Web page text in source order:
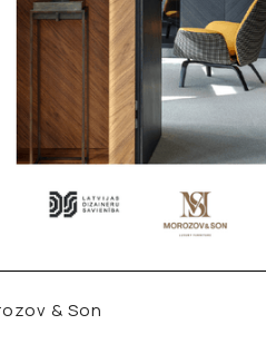
& Son